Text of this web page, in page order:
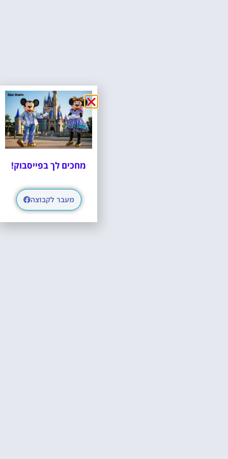
מחכים לך בפייסבוק!
מעבר לקבוצה